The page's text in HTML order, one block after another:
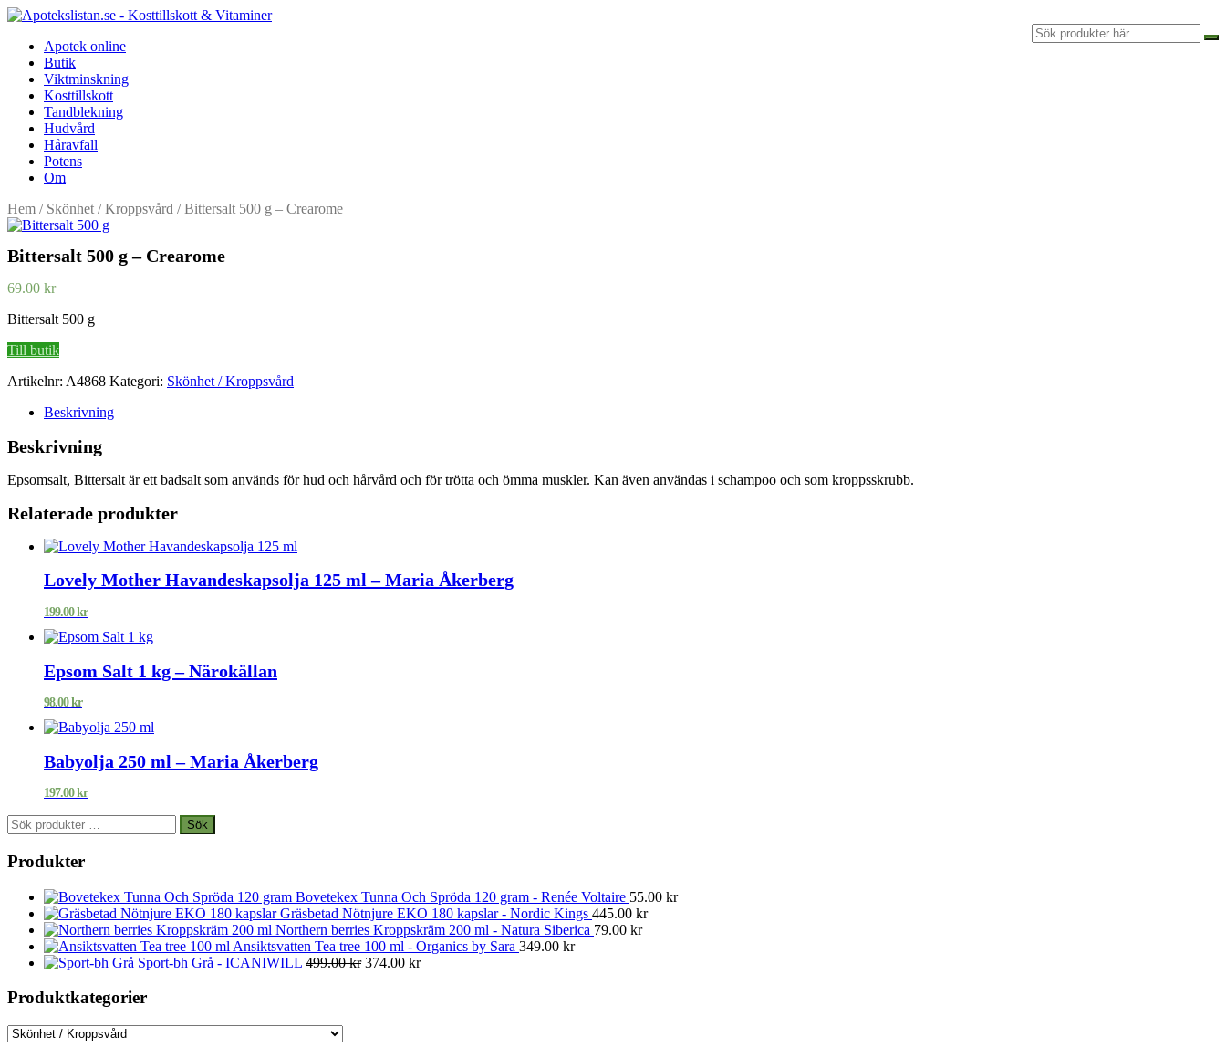
Apotek online
Butik
Viktminskning
Kosttillskott
Tandblekning
Hudvård
Håravfall
Potens
Om
Hem / Skönhet / Kroppsvård / Bittersalt 500 g – Crearome
Bittersalt 500 g – Crearome
69.00 kr
Bittersalt 500 g
Till butik
Artikelnr: A4868 Kategori: Skönhet / Kroppsvård
Beskrivning
Beskrivning
Epsomsalt, Bittersalt är ett badsalt som används för hud och hårvård och för trötta och ömma muskler. Kan även användas i schampoo och som kroppsskrubb.
Relaterade produkter
Lovely Mother Havandeskapsolja 125 ml – Maria Åkerberg
199.00kr
Epsom Salt 1 kg – Närokällan
98.00kr
Babyolja 250 ml – Maria Åkerberg
197.00kr
Sök
efter:
Sök
Produkter
Bovetekex Tunna Och Spröda 120 gram - Renée Voltaire 55.00 kr
Gräsbetad Nötnjure EKO 180 kapslar - Nordic Kings 445.00 kr
Northern berries Kroppskräm 200 ml - Natura Siberica 79.00 kr
Ansiktsvatten Tea tree 100 ml - Organics by Sara 349.00 kr
Sport-bh Grå - ICANIWILL 499.00kr Det
374.00 krDet
Produktkategorier